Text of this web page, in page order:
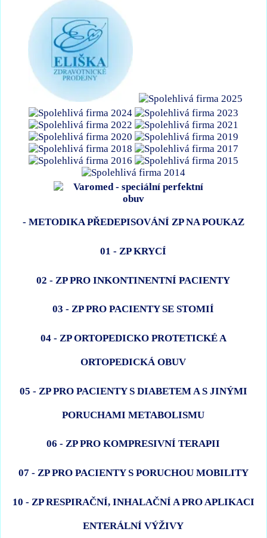
- METODIKA PŘEDEPISOVÁNÍ ZP NA POUKAZ
01 - ZP KRYCÍ
02 - ZP PRO INKONTINENTNÍ PACIENTY
03 - ZP PRO PACIENTY SE STOMIÍ
04 - ZP ORTOPEDICKO PROTETICKÉ A
ORTOPEDICKÁ OBUV
05 - ZP PRO PACIENTY S DIABETEM A S JINÝMI
PORUCHAMI METABOLISMU
06 - ZP PRO KOMPRESIVNÍ TERAPII
07 - ZP PRO PACIENTY S PORUCHOU MOBILITY
10 - ZP RESPIRAČNÍ, INHALAČNÍ A PRO APLIKACI
ENTERÁLNÍ VÝŽIVY